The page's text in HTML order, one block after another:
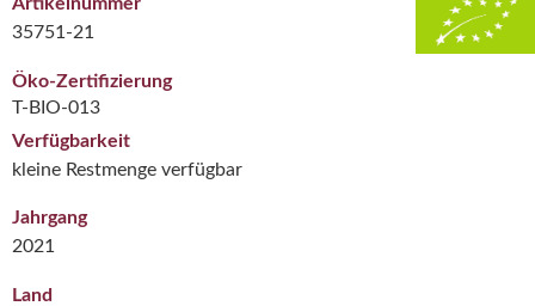
35751-21
Öko-Zertifizierung
T-BIO-013
Verfügbarkeit
kleine Restmenge verfügbar
Jahrgang
2021
Land